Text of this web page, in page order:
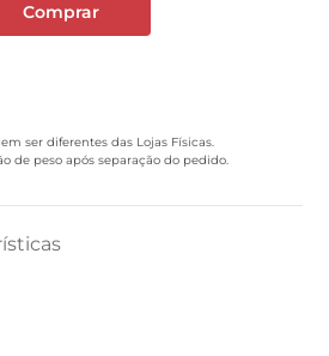
Comprar
ser diferentes das Lojas Físicas.
de peso após separação do pedido.